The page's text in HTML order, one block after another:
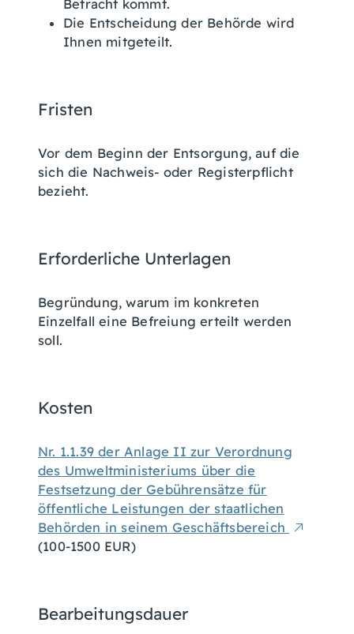
Betracht kommt.
Die Entscheidung der Behörde wird
Ihnen mitgeteilt.
Fristen
Vor dem Beginn der Entsorgung, auf die
sich die Nachweis- oder Registerpflicht
bezieht.
Erforderliche Unterlagen
Begründung, warum im konkreten
Einzelfall eine Befreiung erteilt werden
soll.
Kosten
Nr. 1.1.39 der Anlage II zur Verordnung
des Umweltministeriums über die
Festsetzung der Gebührensätze für
öffentliche Leistungen der staatlichen
Behörden in seinem Geschäftsbereich
(100-1500 EUR)
Bearbeitungsdauer